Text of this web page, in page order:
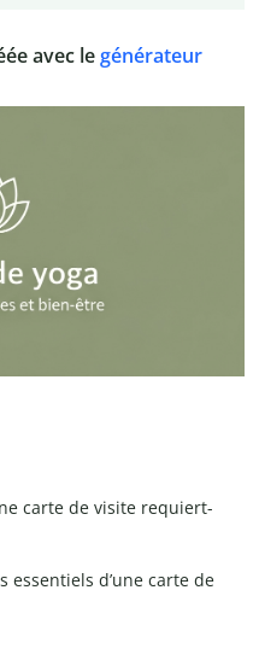
avec legénérateur
carte de visite requiert-
essentiels d’une carte de